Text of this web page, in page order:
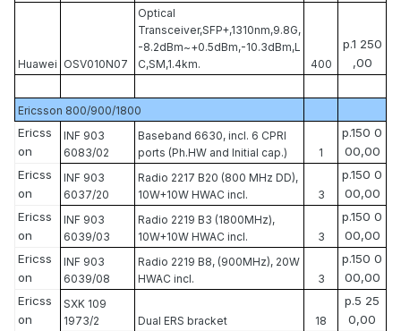
Huawei OSV010N07
Optical
Transceiver,SFP+,1310nm,9.8G,
-8.2dBm~+0.5dBm,-10.3dBm,L
C,SM,1.4km.
400
р.1 250
,00
Ericsson 800/900/1800
Ericss
on
INF 903
6083/02
Baseband 6630, incl. 6 CPRI
ports (Ph.HW and Initial cap.)
1
р.150 0
00,00
Ericss
on
INF 903
6037/20
Radio 2217 B20 (800 MHz DD),
10W+10W HWAC incl.
3
р.150 0
00,00
Ericss
on
INF 903
6039/03
Radio 2219 B3 (1800MHz),
10W+10W HWAC incl.
3
р.150 0
00,00
Ericss
on
INF 903
6039/08
Radio 2219 B8, (900MHz), 20W
HWAC incl.
3
р.150 0
00,00
Ericss
on
SXK 109
1973/2
Dual ERS bracket 18
р.5 25
0,00